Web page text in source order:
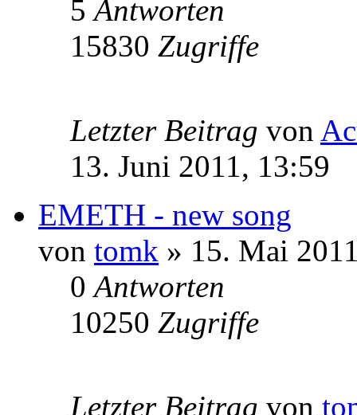
5Antworten
15830 Zugriffe
Letzter Beitrag von
13. Juni 2011, 13:59
EMETH - new song
von tomk » 15. Mai
0Antworten
10250 Zugriffe
Letzter Beitrag von